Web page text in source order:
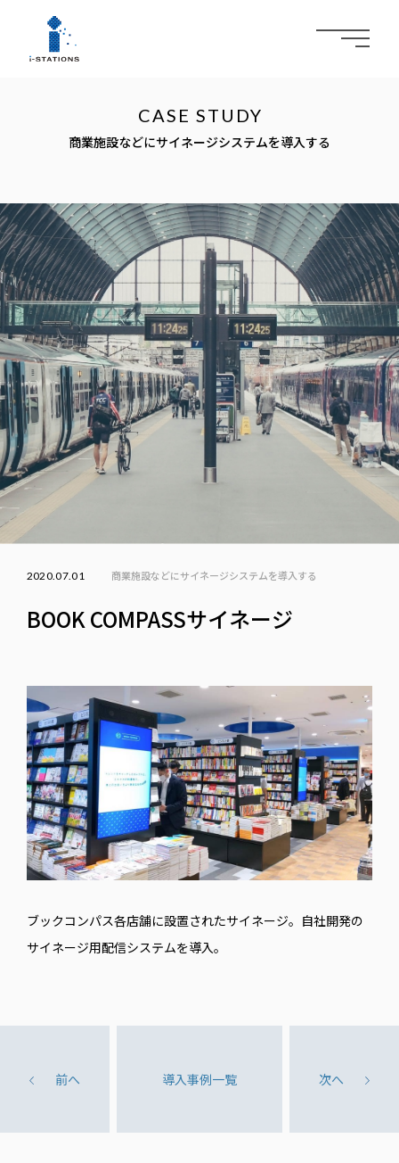
メ
閉
す
る
商業施設などにサイネージシステムを導入する
BOOK COMPASSサイネージ
2020.07.01 商業施設などにサイネージシステムを導入する
ブックコンパス各店舗に設置されたサイネージ。自社開発の
サイネージ用配信システムを導入。
前へ 導⼊事例一覧 次へ